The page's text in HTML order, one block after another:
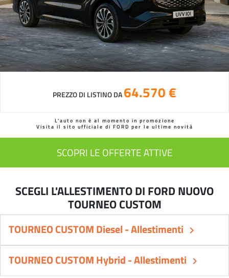
PREZZO DI LISTINO DA64.570 €
L'auto non è al momento in promozione
Visita il sito ufficiale di FORD per le ultime novità
SCOPRI LE OFFERTE ATTIVE
SCEGLI L'ALLESTIMENTO DI FORD NUOVO
TOURNEO CUSTOM
TOURNEO CUSTOM Diesel - Allestimenti keyboard_arrow_right
TOURNEO CUSTOM Hybrid - Allestimenti keyboard_arrow_right